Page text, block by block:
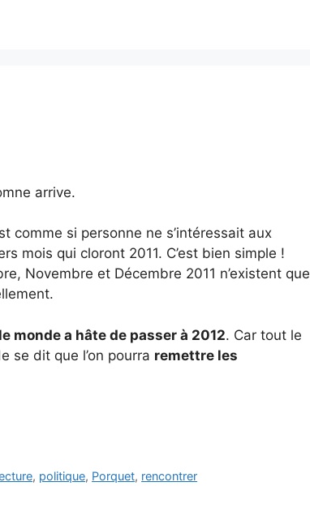
arrive.
comme si personne ne s’intéressait aux
mois qui cloront 2011. C’est bien simple !
Novembre et Décembre 2011 n’existent que
monde a hâte de passer à 2012. Car tout le
se dit que l’on pourra remettre les
, politique, Porquet, rencontrer